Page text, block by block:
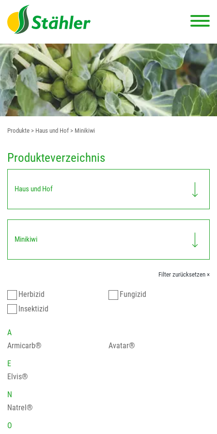
Produkte > Haus und Hof > Minikiwi
Produkteverzeichnis
Haus und Hof
Minikiwi
Filter zurücksetzen ×
Herbizid
Fungizid
Insektizid
A
Armicarb®
Avatar®
E
Elvis®
N
Natrel®
O